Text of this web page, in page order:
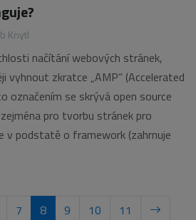
Knytl
načítání webových stránek,
vyhnout zkratce „AMP“ (Accelerated
označením se skrývá open source
pro tvorbu stránek pro
v podstatě o framework (zahrnuje
7 8 9 10 11